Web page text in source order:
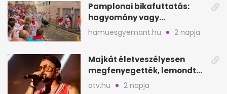
Pamplonai bikafuttatás:
hagyomány vagy
értelmetlen vérontás?
hamuesgyemant.hu 2 napja
Majkát életveszélyesen
megfenyegették, lemondta
a sepsiszentgyörgyi
atv.hu 2 napja